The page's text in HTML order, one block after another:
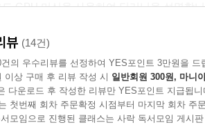
Net 모듈(Inception-v2) 구현
Net 모듈(3DCNN) 구현
동영상 데이터셋을 데이터 로더로 구현
모델 구현 및 동영상 분류의 추론 실시
GPU 머신을 사용하여 딥러닝을 설명합
체 인식(SSD)
지는 딥러닝 응용 방법 중에서도 특히 복
맨틱 분할(PSPNet)
준에서 물체를 분류하는 시맨틱 분할을
뷰 (14건)
의 우수리뷰를 선정하여 YES포인트 3만원을 드
이상 구매 후 리뷰 작성 시 일반회원 300원, 마니
다운로드 후 작성한 리뷰만 YES포인트 지급됩니
첫번째 회차 주문확정 시점부터 마지막 회차 주
모임으로 진행된 클래스는 사락 독서모임 게시